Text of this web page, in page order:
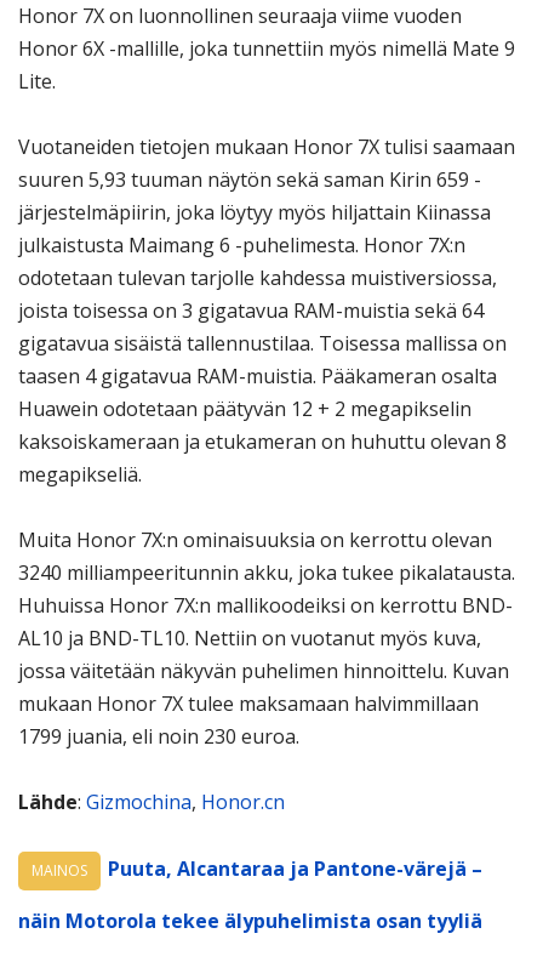
Honor 7X on luonnollinen seuraaja viime vuoden
Honor 6X -mallille, joka tunnettiin myös nimellä Mate 9
Lite.
Vuotaneiden tietojen mukaan Honor 7X tulisi saamaan
suuren 5,93 tuuman näytön sekä saman Kirin 659 -
järjestelmäpiirin, joka löytyy myös hiljattain Kiinassa
julkaistusta Maimang 6 -puhelimesta. Honor 7X:n
odotetaan tulevan tarjolle kahdessa muistiversiossa,
joista toisessa on 3 gigatavua RAM-muistia sekä 64
gigatavua sisäistä tallennustilaa. Toisessa mallissa on
taasen 4 gigatavua RAM-muistia. Pääkameran osalta
Huawein odotetaan päätyvän 12 + 2 megapikselin
kaksoiskameraan ja etukameran on huhuttu olevan 8
megapikseliä.
Muita Honor 7X:n ominaisuuksia on kerrottu olevan
3240 milliampeeritunnin akku, joka tukee pikalatausta.
Huhuissa Honor 7X:n mallikoodeiksi on kerrottu BND-
AL10 ja BND-TL10. Nettiin on vuotanut myös kuva,
jossa väitetään näkyvän puhelimen hinnoittelu. Kuvan
mukaan Honor 7X tulee maksamaan halvimmillaan
1799 juania, eli noin 230 euroa.
Lähde: Gizmochina, Honor.cn
MAINOS
Puuta, Alcantaraa ja Pantone-värejä –
näin Motorola tekee älypuhelimista osan tyyliä